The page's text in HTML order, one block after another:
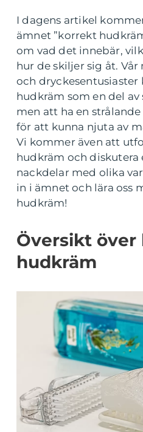
I dagens artikel
ämnet ”korrekt
om vad det innebär,
hur de skiljer sig åt.
och dryckesentusiaster
hudkräm som en del
men att ha en
för att kunna njuta av
Vi kommer även att
hudkräm och diskutera
nackdelar med olika
in i ämnet och lära oss
hudkräm!
Översikt
hudkräm